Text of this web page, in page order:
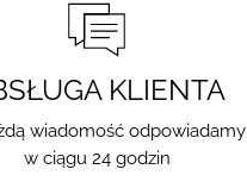
KLIENTA
wiadomość odpowiadamy
w ciągu 24 godzin